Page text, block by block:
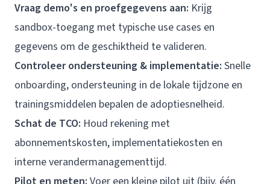
Vraag demo's en proefgegevens aan: Krijg
sandbox-toegang met typische use cases en
gegevens om de geschiktheid te valideren.
Controleer ondersteuning & implementatie: Snelle
onboarding, ondersteuning in de lokale tijdzone en
trainingsmiddelen bepalen de adoptiesnelheid.
Schat de TCO: Houd rekening met
abonnementskosten, implementatiekosten en
interne verandermanagementtijd.